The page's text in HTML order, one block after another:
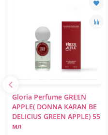
Gloria Perfume GREEN
APPLE( DONNA KARAN BE
DELICIUS GREEN APPLE) 55
мл